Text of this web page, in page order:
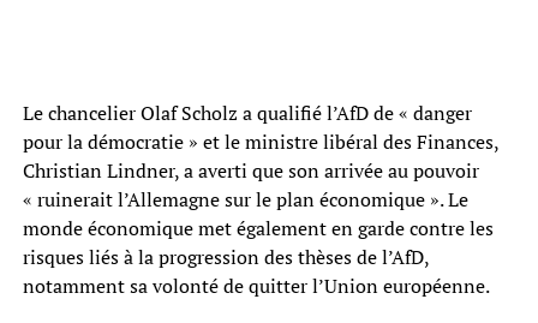
Le chancelier Olaf Scholz a qualifié l’AfD de « danger
pour la démocratie » et le ministre libéral des Finances,
Christian Lindner, a averti que son arrivée au pouvoir
« ruinerait l’Allemagne sur le plan économique ». Le
monde économique met également en garde contre les
risques liés à la progression des thèses de l’AfD,
notamment sa volonté de quitter l’Union européenne.